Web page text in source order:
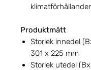
Produktmått
Storlek innedel
301 x 225 mm
Storlek utedel